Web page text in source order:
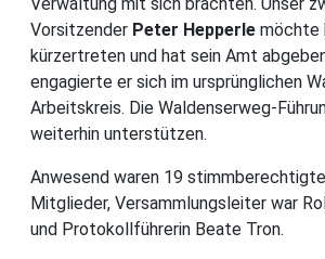
Vorsitzender Peter Hepperle möchte
kürzertreten und hat sein Amt
engagierte er sich im ursprünglichen
Arbeitskreis. Die Waldenserweg-
weiterhin unterstützen.
Anwesend waren 19 stimmberechtigte
Mitglieder, Versammlungsleiter war
und Protokollführerin Beate Tron.